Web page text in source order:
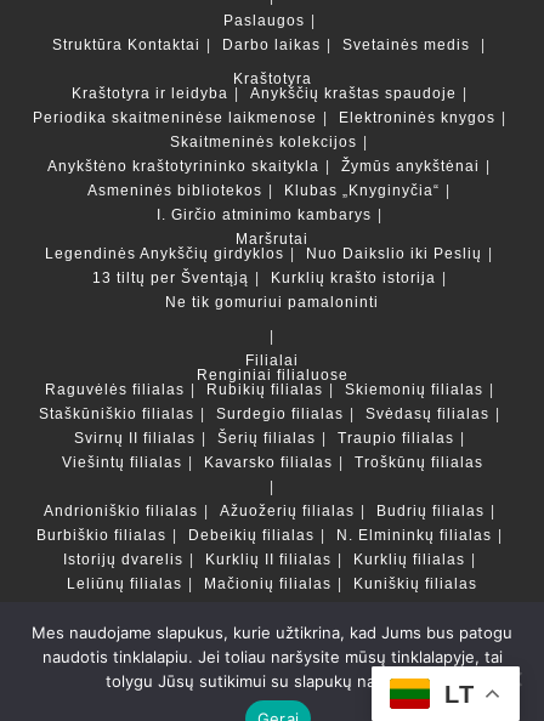
Paslaugos
Struktūra Kontaktai Darbo laikas
Svetainės medis
Kraštotyra
Kraštotyra ir leidyba
Anykščių kraštas spaudoje
Periodika skaitmeninėse laikmenose
Elektroninės knygos
Skaitmeninės kolekcijos
Anykštėno kraštotyrininko skaitykla
Žymūs anykštėnai
Asmeninės bibliotekos
Klubas „Knyginyčia“
I. Girčio atminimo kambarys
Maršrutai
Legendinės Anykščių girdyklos
Nuo Daikslio iki Peslių
13 tiltų per Šventąją
Kurklių krašto istorija
Ne tik gomuriui pamaloninti
Filialai
Renginiai filialuose
Raguvėlės filialas
Rubikių filialas
Skiemonių filialas
Staškūniškio filialas
Surdegio filialas
Svėdasų filialas
Svirnų II filialas
Šerių filialas
Traupio filialas
Viešintų filialas
Kavarsko filialas Troškūnų filialas
Andrioniškio filialas Ažuožerių filialas
Budrių filialas
Burbiškio filialas
Debeikių filialas
N. Elmininkų filialas
Istorijų dvarelis
Kurklių II filialas
Kurklių filialas
Leliūnų filialas
Mačionių filialas Kuniškių filialas
Duomenų bazės ir katalogai
LT
Copyright © Anykščių rajono savivaldybės Liudvikos ir
Stanislovo Didžiulių viešoji biblioteka 2022 Powered by
LT
Mes naudojame slapukus, kurie užtikrina, kad Jums bus patogu
naudotis tinklalapiu. Jei toliau naršysite mūsų tinklalapyje, tai
tolygu Jūsų sutikimui su slapukų naudojimu.